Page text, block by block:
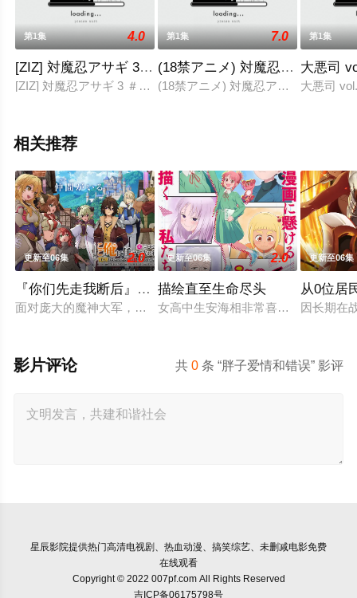
第1集 4.0
[ZIZ] 対魔忍アサギ 3 ＃02 叶わぬ願い。。。
[ZIZ] 対魔忍アサギ 3 ＃02 叶わぬ願い
第1集 7.0
(18禁アニメ) 対魔忍アサギ
(18禁アニメ) 対魔忍アサギ Vol.03
第1集
大悪司
大悪司
相关推荐
更新至06集 2.0
『你们先走我断后』，于是10年后我成为了传说
面对庞大的魔神大军，为了回避全灭危机，勒库对伙伴们说出
更新至06集 2.0
描绘直至生命尽头
女高中生安海相非常喜欢看漫画，尤
更新至06集
从0位居
因长期在
共0 条 “胖子爱情和错误” 影评
影片评论
星辰影院提供热门高清电视剧、热血动漫、搞笑综艺、未删减电影免费
在线观看
Copyright © 2022 007pf.com All Rights Reserved
吉ICP备06175798号